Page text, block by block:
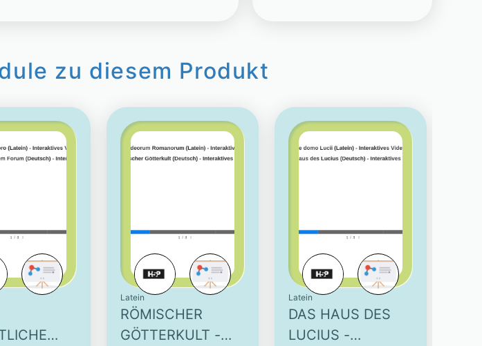
zu diesem Produkt
Latein
RÖMISCHER
GÖTTERKULT -
Latein
DAS HAUS DES
LUCIUS -